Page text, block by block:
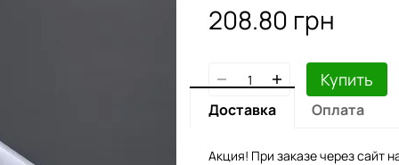
208.80 грн
Купить
Доставка Оплата
Акция! При заказе через сайт